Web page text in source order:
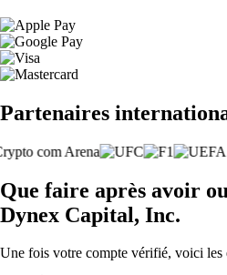
Partenaires
Que faire après avoir
Dynex Capital, Inc.
Une fois votre compte vérifié, voici les